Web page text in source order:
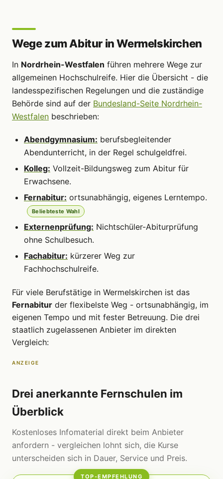
Wege zum Abitur in Wermelskirchen
In Nordrhein-Westfalen führen mehrere Wege zur
allgemeinen Hochschulreife. Hier die Übersicht - die
landesspezifischen Regelungen und die zuständige
Behörde sind auf der Bundesland-Seite Nordrhein-
Westfalen beschrieben:
Abendgymnasium: berufsbegleitender
Abendunterricht, in der Regel schulgeldfrei.
Kolleg: Vollzeit-Bildungsweg zum Abitur für
Erwachsene.
Fernabitur: ortsunabhängig, eigenes Lerntempo.
Beliebteste Wahl
Externenprüfung: Nichtschüler-Abiturprüfung
ohne Schulbesuch.
Fachabitur: kürzerer Weg zur
Fachhochschulreife.
Für viele Berufstätige in Wermelskirchen ist das
Fernabitur der flexibelste Weg - ortsunabhängig, im
eigenen Tempo und mit fester Betreuung. Die drei
staatlich zugelassenen Anbieter im direkten
Vergleich:
ANZEIGE
Drei anerkannte Fernschulen im
Überblick
Kostenloses Infomaterial direkt beim Anbieter
anfordern - vergleichen lohnt sich, die Kurse
unterscheiden sich in Dauer, Service und Preis.
TOP-EMPFEHLUNG